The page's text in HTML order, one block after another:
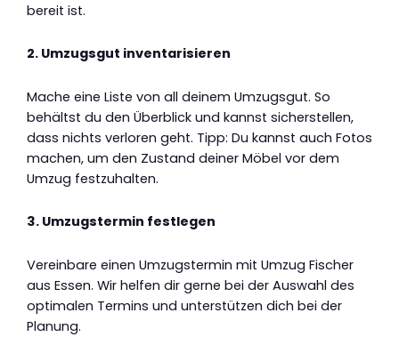
bereit ist.
2. Umzugsgut inventarisieren
Mache eine Liste von all deinem Umzugsgut. So
behältst du den Überblick und kannst sicherstellen,
dass nichts verloren geht. Tipp: Du kannst auch Fotos
machen, um den Zustand deiner Möbel vor dem
Umzug festzuhalten.
3. Umzugstermin festlegen
Vereinbare einen Umzugstermin mit Umzug Fischer
aus Essen. Wir helfen dir gerne bei der Auswahl des
optimalen Termins und unterstützen dich bei der
Planung.